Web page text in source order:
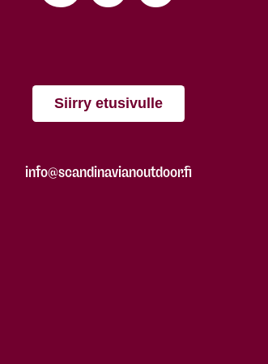
Siirry etusivulle
info@scandinavianoutdoor.fi